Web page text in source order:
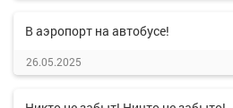
В аэропорт на автобусе!
26.05.2025